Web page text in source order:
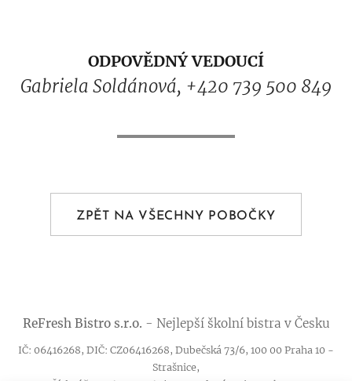
ODPOVĚDNÝ VEDOUCÍ
Gabriela Soldánová, +420 739 500 849
ZPĚT NA VŠECHNY POBOČKY
ReFresh Bistros.r.o. - Nejlepší školní bistra v Česku
IČ: 06416268, DIČ: CZ06416268, Dubečská 73/6, 100 00 Praha 10 -
Strašnice,